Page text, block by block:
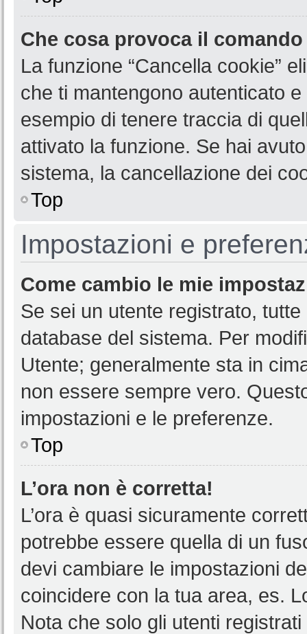
Che cosa provoca il
La funzione “Cancella cookie”
che ti mantengono autenticato
esempio di tenere traccia di
attivato la funzione. Se hai
sistema, la cancellazione dei
Top
Impostazioni e
Come cambio le mie
Se sei un utente registrato,
database del sistema. Per
Utente; generalmente sta in
non essere sempre vero.
impostazioni e le preferenze.
Top
L’ora non è corretta!
L’ora è quasi sicuramente
potrebbe essere quella di un
devi cambiare le impostazioni
coincidere con la tua area, es.
Nota che solo gli utenti